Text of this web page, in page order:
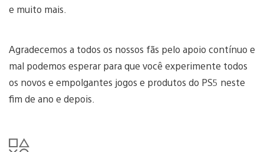
e muito mais.
Agradecemos a todos os nossos fãs pelo apoio contínuo e
mal podemos esperar para que você experimente todos
os novos e empolgantes jogos e produtos do PS5 neste
fim de ano e depois.